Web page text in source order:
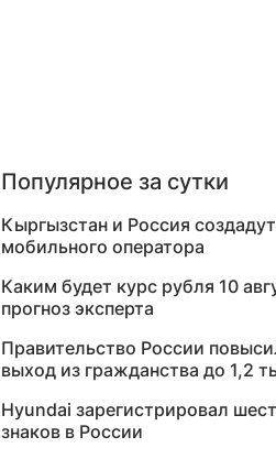
Популярное за сутки
Кыргызстан и Россия
мобильного оператора
Каким будет курс рубля 10
прогноз эксперта
Правительство России
выход из гражданства до 1,2
Hyundai зарегистрировал
знаков в России